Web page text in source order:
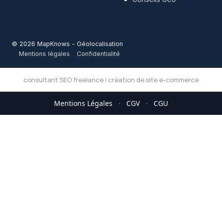
© 2026 MapKnows - Géolocalisation
Mentions légales
Confidentialité
consultant SEO freelance | création de site e-commerce
Mentions Légales · CGV · CGU